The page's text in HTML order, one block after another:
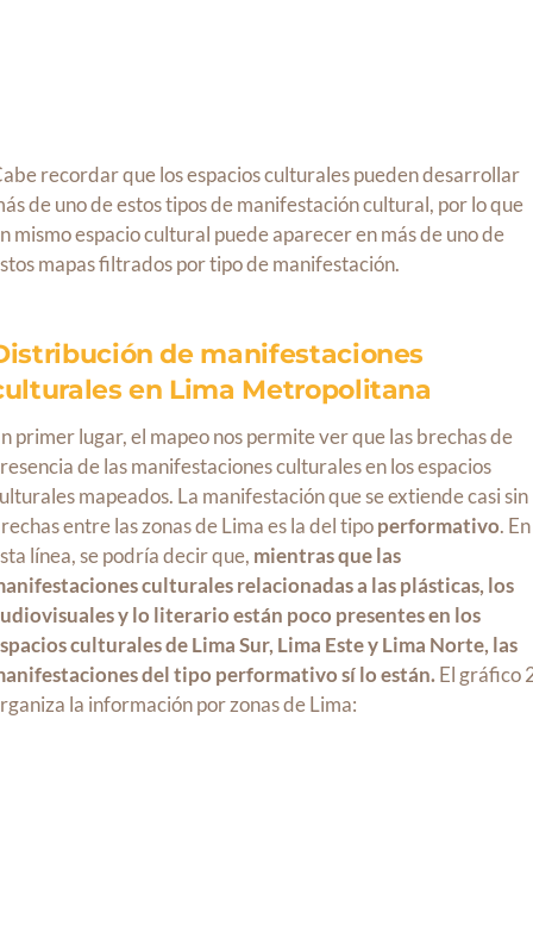
recordar que los espacios culturales pueden desarrollar
de uno de estos tipos de manifestación cultural, por lo que
mismo espacio cultural puede aparecer en más de uno de
mapas filtrados por tipo de manifestación.
de manifestaciones
en Lima Metropolitana
primer lugar, el mapeo nos permite ver que las brechas de
de las manifestaciones culturales en los espacios
mapeados. La manifestación que se extiende casi sin
entre las zonas de Lima es la del tipoperformativo. En
línea, se podría decir que, mientras que las
culturales relacionadas a las plásticas, los
y lo literario están poco presentes en los
culturales de Lima Sur, Lima Este y Lima Norte, las
del tipo performativo sí lo están. El gráfico
la información por zonas de Lima: